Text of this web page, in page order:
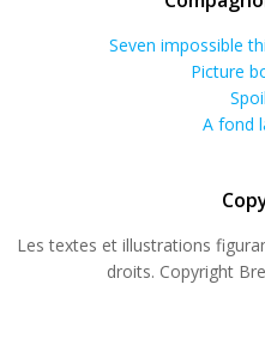
Seven impossible
Picture
A fond
Les textes et illustrations
droits. Copyright